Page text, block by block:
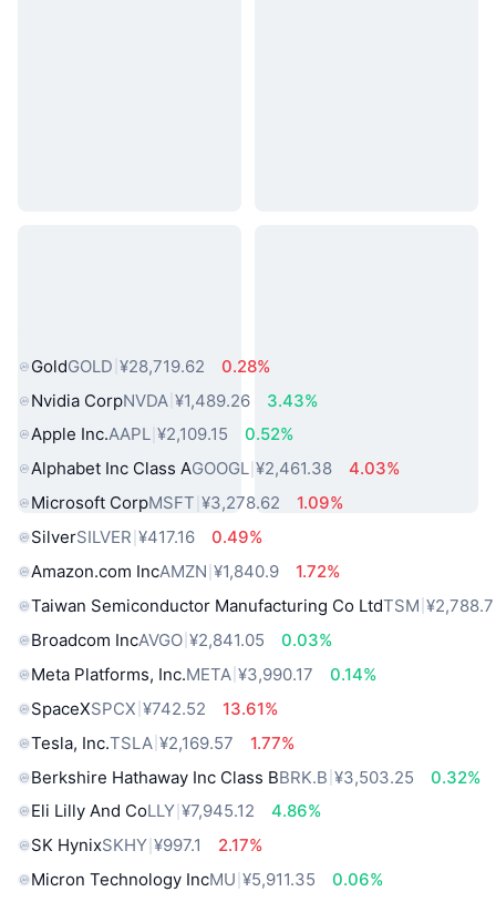
GoldGOLD ¥28,719.62
0.28%
Nvidia CorpNVDA ¥1,489.26
3.43%
Apple Inc.AAPL ¥2,109.15
0.52%
Alphabet Inc Class AGOOGL ¥2,461.38
4.03%
Microsoft CorpMSFT ¥3,278.62
1.09%
SilverSILVER ¥417.16
0.49%
Amazon.com IncAMZN ¥1,840.9
1.72%
Taiwan Semiconductor Manufacturing Co LtdTSM ¥2,788.7
Broadcom IncAVGO ¥2,841.05
0.03%
Meta Platforms, Inc.META ¥3,990.17
0.14%
SpaceXSPCX ¥742.52
13.61%
Tesla, Inc.TSLA ¥2,169.57
1.77%
Berkshire Hathaway Inc Class BBRK.B ¥3,503.25
0.32%
Eli Lilly And CoLLY ¥7,945.12
4.86%
SK HynixSKHY ¥997.1
2.17%
Micron Technology IncMU ¥5,911.35
0.06%